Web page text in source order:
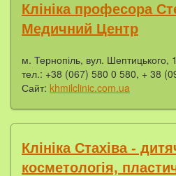
Клініка професора
Медичний Центр
м. Тернопіль, вул. Шептицького,
тел.: +38 (067) 580 0 580, + 38
Сайт: khmilclinic.com.ua
Клініка Стахіва -
косметологія,